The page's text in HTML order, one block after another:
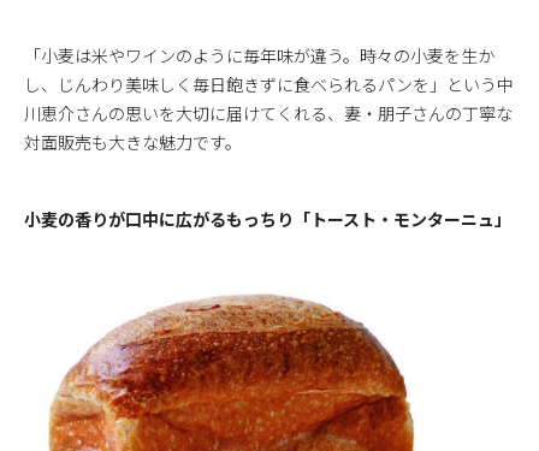
「小麦は米やワインのように毎年味が違う。時々の小麦を生か
し、じんわり美味しく毎日飽きずに食べられるパンを」という中
川恵介さんの思いを大切に届けてくれる、妻・朋子さんの丁寧な
対面販売も大きな魅力です。
小麦の香りが口中に広がるもっちり「トースト・モンターニュ」